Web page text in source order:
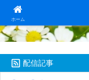
ホーム日本第一！ニュ
配信記事